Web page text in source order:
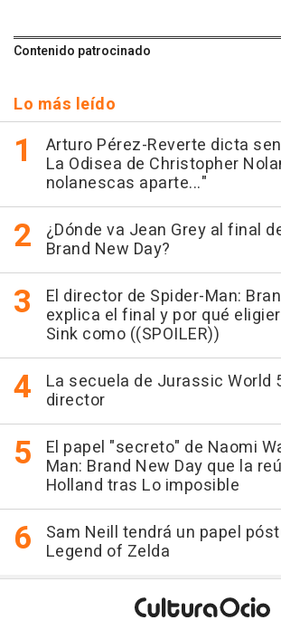
Contenido patrocinado
Lo más leído
Arturo Pérez-Reverte dicta
La Odisea de Christopher
nolanescas aparte..."
¿Dónde va Jean Grey al final
Brand New Day?
El director de Spider-Man:
explica el final y por qué
Sink como ((SPOILER))
La secuela de Jurassic World
director
El papel "secreto" de Naomi
Man: Brand New Day que la
Holland tras Lo imposible
Sam Neill tendrá un papel
Legend of Zelda